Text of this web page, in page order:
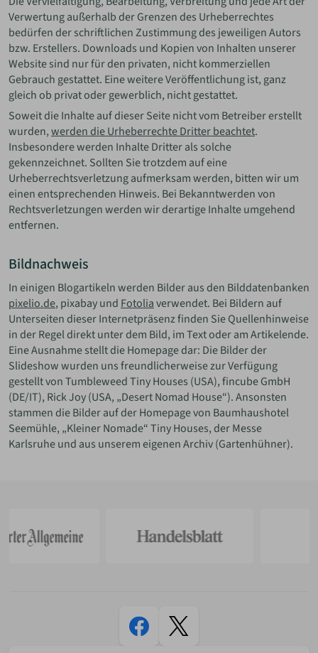
Verwertung außerhalb der Grenzen des Urheberrechtes
bedürfen der schriftlichen Zustimmung des jeweiligen Autors
bzw. Erstellers. Downloads und Kopien von Inhalten unserer
Website sind nur für den privaten, nicht kommerziellen
Gebrauch gestattet. Eine weitere Veröffentlichung ist, ganz
gleich ob privat oder gewerblich, nicht gestattet.
Soweit die Inhalte auf dieser Seite nicht vom Betreiber erstellt
wurden,werden die Urheberrechte Dritter beachtet.
Insbesondere werden Inhalte Dritter als solche
gekennzeichnet. Sollten Sie trotzdem auf eine
Urheberrechtsverletzung aufmerksam werden, bitten wir um
einen entsprechenden Hinweis. Bei Bekanntwerden von
Rechtsverletzungen werden wir derartige Inhalte umgehend
entfernen.
Bildnachweis
In einigen Blogartikeln werden Bilder aus den Bilddatenbanken
pixelio.de, pixabay und Fotoliaverwendet. Bei Bildern auf
Unterseiten dieser Internetpräsenz finden Sie Quellenhinweise
in der Regel direkt unter dem Bild, im Text oder am Artikelende.
Eine Ausnahme stellt die Homepage dar: Die Bilder der
Slideshow wurden uns freundlicherweise zur Verfügung
gestellt von Tumbleweed Tiny Houses (USA), fincube GmbH
(DE/IT), Rick Joy (USA, „Desert Nomad House“). Ansonsten
stammen die Bilder auf der Homepage von Baumhaushotel
Seemühle, „Kleiner Nomade“ Tiny Houses, der Messe
Karlsruhe und aus unserem eigenen Archiv (Gartenhühner).